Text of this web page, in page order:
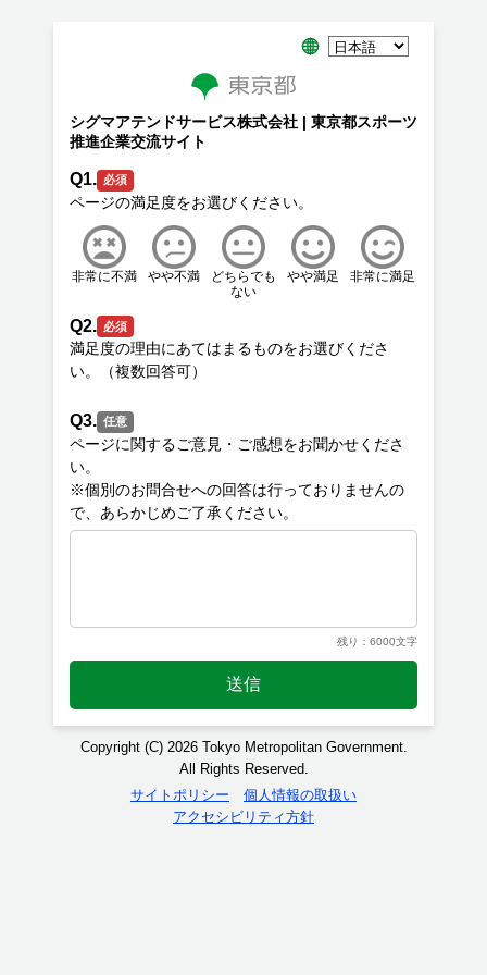
シグマアテンドサービス株式会社 | 東京都スポーツ
推進企業交流サイト
Q1. 必須
非常に不満 やや不満
どちらでも
ない
やや満足 非常に満足
Q2. 必須
満足度の理由にあてはまるものをお選びくださ
Q3. 任意
ページに関するご意見・ご感想をお聞かせくださ
い。
※個別のお問合せへの回答は行っておりませんの
残り：6000文字
送信
Copyright (C) 2026 Tokyo Metropolitan Government.
All Rights Reserved.
サイトポリシー
個人情報の取扱い
アクセシビリティ方針